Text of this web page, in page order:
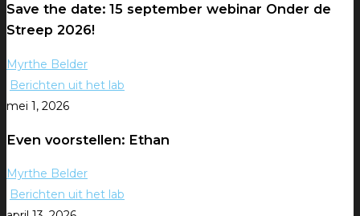
Save the date: 15 september webinar Onder de
Streep 2026!
Myrthe Belder
Berichten uit het lab
mei 1, 2026
Even voorstellen: Ethan
Myrthe Belder
Berichten uit het lab